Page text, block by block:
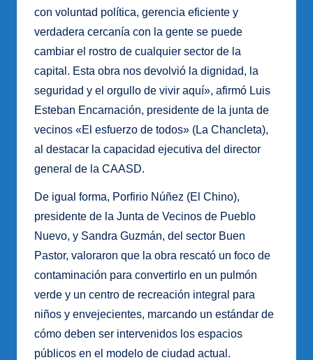
con voluntad política, gerencia eficiente y
verdadera cercanía con la gente se puede
cambiar el rostro de cualquier sector de la
capital. Esta obra nos devolvió la dignidad, la
seguridad y el orgullo de vivir aquí», afirmó Luis
Esteban Encarnación, presidente de la junta de
vecinos «El esfuerzo de todos» (La Chancleta),
al destacar la capacidad ejecutiva del director
general de la CAASD.
De igual forma, Porfirio Núñez (El Chino),
presidente de la Junta de Vecinos de Pueblo
Nuevo, y Sandra Guzmán, del sector Buen
Pastor, valoraron que la obra rescató un foco de
contaminación para convertirlo en un pulmón
verde y un centro de recreación integral para
niños y envejecientes, marcando un estándar de
cómo deben ser intervenidos los espacios
públicos en el modelo de ciudad actual.